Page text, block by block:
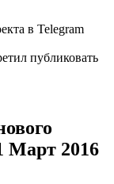
в Telegram
публиковать
Март 2016